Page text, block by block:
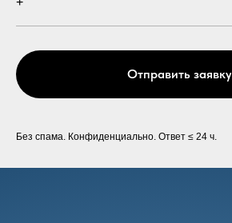
Отправить заявку
Без спама. Конфиденциально. Ответ ≤ 24 ч.